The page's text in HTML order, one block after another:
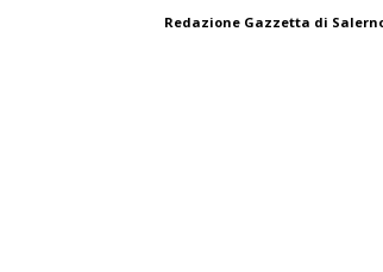
Redazione Gazzetta di